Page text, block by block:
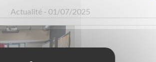
Actualité - 01/07/2025